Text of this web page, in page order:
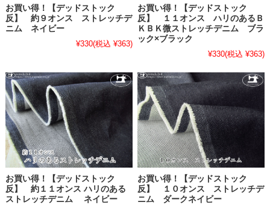
お買い得！【デッドストック
反】 約９オンス ストレッチデ
ニム ネイビー
¥330(税込 ¥363)
お買い得！【デッドストック
反】 １１オンス ハリのあるＢ
ＫＢＫ微ストレッチデニム ブラ
ック×ブラック
¥330(税込 ¥363)
お買い得！【デッドストック
反】 約１１オンス ハリのある
ストレッチデニム ネイビー
お買い得！【デッドストック
反】 １０オンス ストレッチデ
ニム ダークネイビー